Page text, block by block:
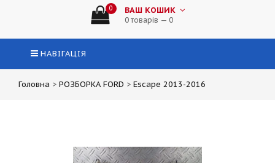
0 ВАШ КОШИК
0 товарів — 0
НАВІГАЦІЯ
Головна > РОЗБОРКА FORD > Escape 2013-2016